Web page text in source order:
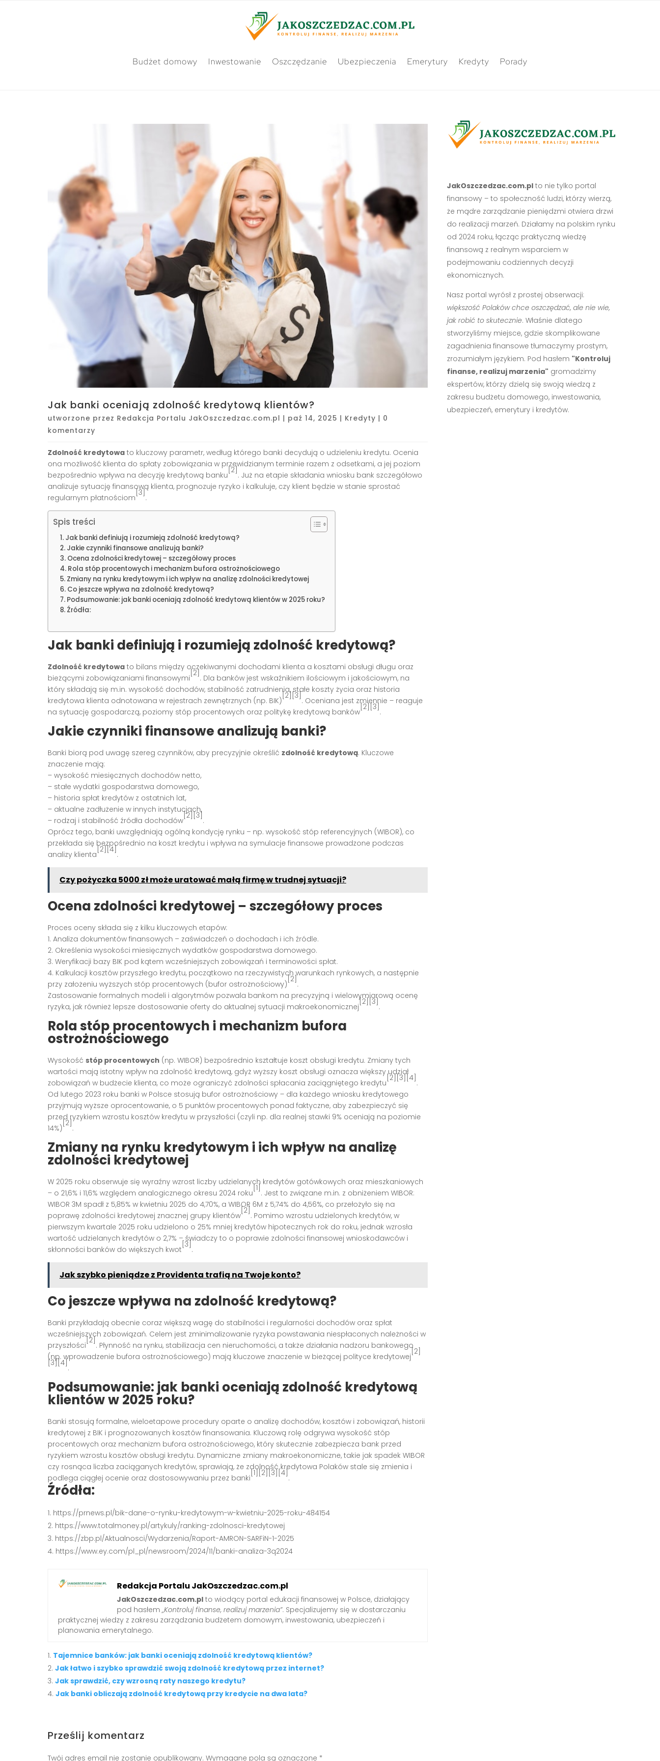
Budżet domowy Inwestowanie Oszczędzanie Ubezpieczenia Emerytury Kredyty Porady
Jak banki oceniają zdolność kredytową klientów?
utworzone przez Redakcja Portalu JakOszczedzac.com.pl | paź 14, 2025 | Kredyty | 0
komentarzy
Zdolność kredytowa to kluczowy parametr, według którego banki decydują o udzieleniu kredytu. Ocenia
ona możliwość klienta do spłaty zobowiązania w przewidzianym terminie razem z odsetkami, a jej poziom
bezpośrednio wpływa na decyzję kredytową banku
[2]
. Już na etapie składania wniosku bank szczegółowo
analizuje sytuację finansową klienta, prognozuje ryzyko i kalkuluje, czy klient będzie w stanie sprostać
regularnym płatnościom
[3]
.
Spis treści
Jak banki definiują i rozumieją zdolność kredytową?
Jakie czynniki finansowe analizują banki?
Ocena zdolności kredytowej – szczegółowy proces
Rola stóp procentowych i mechanizm bufora ostrożnościowego
Zmiany na rynku kredytowym i ich wpływ na analizę zdolności kredytowej
Co jeszcze wpływa na zdolność kredytową?
Podsumowanie: jak banki oceniają zdolność kredytową klientów w 2025 roku?
Źródła:
Jak banki definiują i rozumieją zdolność kredytową?
Zdolność kredytowa to bilans między oczekiwanymi dochodami klienta a kosztami obsługi długu oraz
bieżącymi zobowiązaniami finansowymi
[2]
. Dla banków jest wskaźnikiem ilościowym i jakościowym, na
który składają się m.in. wysokość dochodów, stabilność zatrudnienia, stałe koszty życia oraz historia
kredytowa klienta odnotowana w rejestrach zewnętrznych (np. BIK)
[2][3]
. Oceniana jest zmiennie – reaguje
na sytuację gospodarczą, poziomy stóp procentowych oraz politykę kredytową banków
[2][3]
.
Jakie czynniki finansowe analizują banki?
Banki biorą pod uwagę szereg czynników, aby precyzyjnie określić zdolność kredytową. Kluczowe
znaczenie mają:
– wysokość miesięcznych dochodów netto,
– stałe wydatki gospodarstwa domowego,
– historia spłat kredytów z ostatnich lat,
– aktualne zadłużenie w innych instytucjach,
– rodzaj i stabilność źródła dochodów
[2][3]
.
Oprócz tego, banki uwzględniają ogólną kondycję rynku – np. wysokość stóp referencyjnych (WIBOR), co
przekłada się bezpośrednio na koszt kredytu i wpływa na symulacje finansowe prowadzone podczas
analizy klienta
[2][4]
.
Czy pożyczka 5000 zł może uratować małą firmę w trudnej sytuacji?
Ocena zdolności kredytowej – szczegółowy proces
Proces oceny składa się z kilku kluczowych etapów:
1. Analiza dokumentów finansowych – zaświadczeń o dochodach i ich źródle.
2. Określenia wysokości miesięcznych wydatków gospodarstwa domowego.
3. Weryfikacji bazy BIK pod kątem wcześniejszych zobowiązań i terminowości spłat.
4. Kalkulacji kosztów przyszłego kredytu, początkowo na rzeczywistych warunkach rynkowych, a następnie
przy założeniu wyższych stóp procentowych (bufor ostrożnościowy)
[2]
.
Zastosowanie formalnych modeli i algorytmów pozwala bankom na precyzyjną i wielowymiarową ocenę
ryzyka, jak również lepsze dostosowanie oferty do aktualnej sytuacji makroekonomicznej
[2][3]
.
Rola stóp procentowych i mechanizm bufora
ostrożnościowego
Wysokość stóp procentowych (np. WIBOR) bezpośrednio kształtuje koszt obsługi kredytu. Zmiany tych
wartości mają istotny wpływ na zdolność kredytową, gdyż wyższy koszt obsługi oznacza większy udział
zobowiązań w budżecie klienta, co może ograniczyć zdolności spłacania zaciągniętego kredytu
[2][3][4]
.
Od lutego 2023 roku banki w Polsce stosują bufor ostrożnościowy – dla każdego wniosku kredytowego
przyjmują wyższe oprocentowanie, o 5 punktów procentowych ponad faktyczne, aby zabezpieczyć się
przed ryzykiem wzrostu kosztów kredytu w przyszłości (czyli np. dla realnej stawki 9% oceniają na poziomie
14%)
[2]
.
Zmiany na rynku kredytowym i ich wpływ na analizę
zdolności kredytowej
W 2025 roku obserwuje się wyraźny wzrost liczby udzielanych kredytów gotówkowych oraz mieszkaniowych
– o 21,6% i 11,6% względem analogicznego okresu 2024 roku
[1]
. Jest to związane m.in. z obniżeniem WIBOR:
WIBOR 3M spadł z 5,85% w kwietniu 2025 do 4,70%, a WIBOR 6M z 5,74% do 4,56%, co przełożyło się na
poprawę zdolności kredytowej znacznej grupy klientów
[2]
. Pomimo wzrostu udzielonych kredytów, w
pierwszym kwartale 2025 roku udzielono o 25% mniej kredytów hipotecznych rok do roku, jednak wzrosła
wartość udzielanych kredytów o 2,7% – świadczy to o poprawie zdolności finansowej wnioskodawców i
skłonności banków do większych kwot
[3]
.
Jak szybko pieniądze z Providenta trafią na Twoje konto?
Co jeszcze wpływa na zdolność kredytową?
Banki przykładają obecnie coraz większą wagę do stabilności i regularności dochodów oraz spłat
wcześniejszych zobowiązań. Celem jest zminimalizowanie ryzyka powstawania niespłaconych należności w
przyszłości
[2]
. Płynność na rynku, stabilizacja cen nieruchomości, a także działania nadzoru bankowego
(np. wprowadzenie bufora ostrożnościowego) mają kluczowe znaczenie w bieżącej polityce kredytowej
[2]
[3][4]
.
Podsumowanie: jak banki oceniają zdolność kredytową
klientów w 2025 roku?
Banki stosują formalne, wieloetapowe procedury oparte o analizę dochodów, kosztów i zobowiązań, historii
kredytowej z BIK i prognozowanych kosztów finansowania. Kluczową rolę odgrywa wysokość stóp
procentowych oraz mechanizm bufora ostrożnościowego, który skutecznie zabezpiecza bank przed
ryzykiem wzrostu kosztów obsługi kredytu. Dynamiczne zmiany makroekonomiczne, takie jak spadek WIBOR
czy rosnąca liczba zaciąganych kredytów, sprawiają, że zdolność kredytowa Polaków stale się zmienia i
podlega ciągłej ocenie oraz dostosowywaniu przez banki
[1][2][3][4]
.
Źródła:
https://prnews.pl/bik-dane-o-rynku-kredytowym-w-kwietniu-2025-roku-484154
https://www.totalmoney.pl/artykuly/ranking-zdolnosci-kredytowej
https://zbp.pl/Aktualnosci/Wydarzenia/Raport-AMRON-SARFiN-1-2025
https://www.ey.com/pl_pl/newsroom/2024/11/banki-analiza-3q2024
Redakcja Portalu JakOszczedzac.com.pl
JakOszczedzac.com.pl to wiodący portal edukacji finansowej w Polsce, działający
pod hasłem„Kontroluj finanse, realizuj marzenia”. Specjalizujemy się w dostarczaniu
praktycznej wiedzy z zakresu zarządzania budżetem domowym, inwestowania, ubezpieczeń i
planowania emerytalnego.
Tajemnice banków: jak banki oceniają zdolność kredytową klientów?
Jak łatwo i szybko sprawdzić swoją zdolność kredytową przez internet?
Jak sprawdzić, czy wzrosną raty naszego kredytu?
Jak banki obliczają zdolność kredytową przy kredycie na dwa lata?
Prześlij komentarz
Twój adres email nie zostanie opublikowany. Wymagane pola są oznaczone *
JakOszczedzac.com.plto nie tylko portal
finansowy – to społeczność ludzi, którzy wierzą,
że mądre zarządzanie pieniędzmi otwiera drzwi
do realizacji marzeń. Działamy na polskim rynku
od 2024 roku, łącząc praktyczną wiedzę
finansową z realnym wsparciem w
podejmowaniu codziennych decyzji
ekonomicznych.
Nasz portal wyrósł z prostej obserwacji:
większość Polaków chce oszczędzać, ale nie wie,
jak robić to skutecznie. Właśnie dlatego
stworzyliśmy miejsce, gdzie skomplikowane
zagadnienia finansowe tłumaczymy prostym,
zrozumiałym językiem. Pod hasłem "Kontroluj
finanse, realizuj marzenia" gromadzimy
ekspertów, którzy dzielą się swoją wiedzą z
zakresu budżetu domowego, inwestowania,
ubezpieczeń, emerytury i kredytów.